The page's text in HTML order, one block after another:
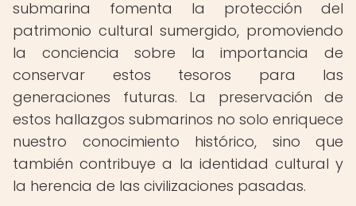
submarina fomenta la protección del
patrimonio cultural sumergido, promoviendo
la conciencia sobre la importancia de
conservar estos tesoros para las
generaciones futuras. La preservación de
estos hallazgos submarinos no solo enriquece
nuestro conocimiento histórico, sino que
también contribuye a la identidad cultural y
la herencia de las civilizaciones pasadas.